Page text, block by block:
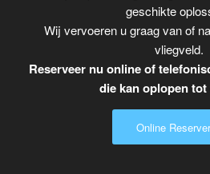
geschikte
Wij vervoeren u graag van of
vliegveld.
Reserveer nu online of
die kan oplopen tot
Online